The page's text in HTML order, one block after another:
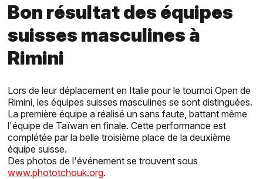
Bon résultat des équipes
suisses masculines à
Rimini
Lors de leur déplacement en Italie pour le tournoi Open de
Rimini, les équipes suisses masculines se sont distinguées.
La première équipe a réalisé un sans faute, battant même
l'équipe de Taïwan en finale. Cette performance est
complétée par la belle troisième place de la deuxième
équipe suisse.
Des photos de l'événement se trouvent sous
www.phototchouk.org.